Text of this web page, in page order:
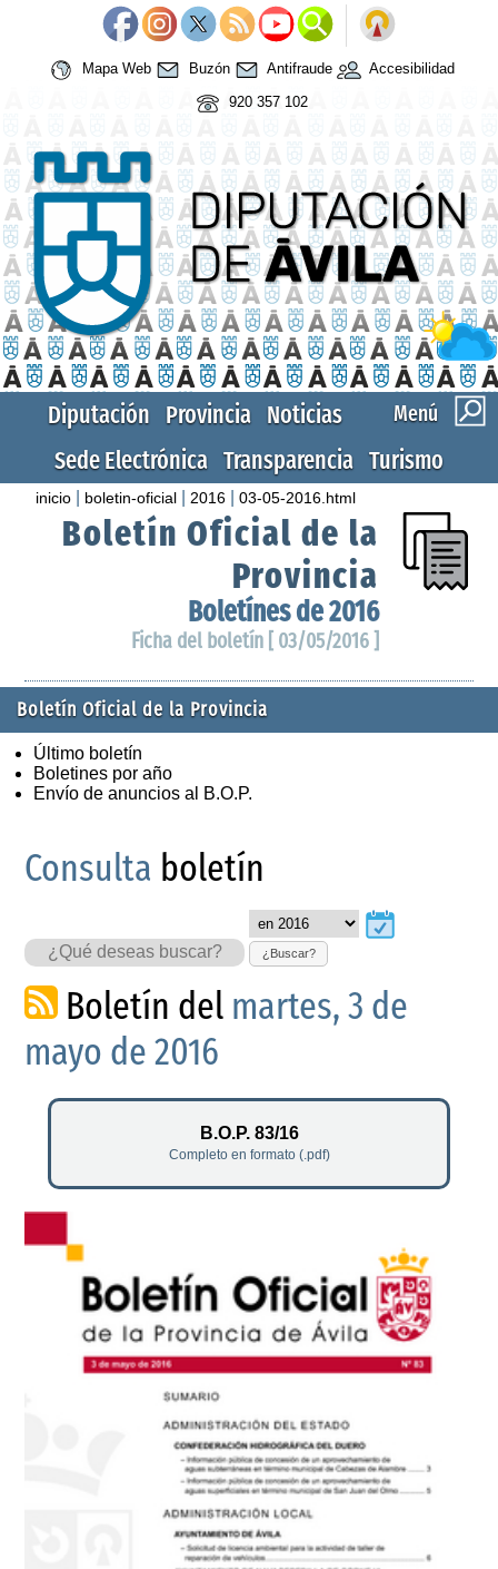
Mapa Web Buzón Antifraude
Accesibilidad
920 357 102
Menú
Diputación Provincia Noticias
Sede Electrónica Transparencia Turismo
inicio boletin-oficial 2016 |03-05-2016.html
Boletín Oficial de la
Provincia
Boletínes de 2016
Ficha del boletín [ 03/05/2016 ]
Boletín Oficial de la Provincia
Último boletín
Boletines por año
Envío de anuncios al B.O.P.
Consulta boletín
¿Buscar?
Boletín del martes, 3 de
mayo de 2016
B.O.P. 83/16
Completo en formato (.pdf)